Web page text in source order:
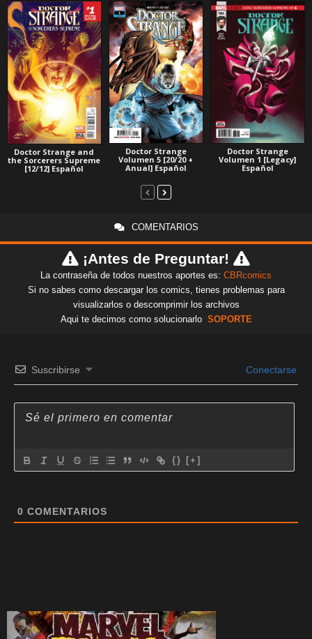
Doctor Strange and
the Sorcerers Supreme
[12/12] Español
Doctor Strange
Volumen 5 [20/20 +
Anual] Español
Doctor Strange
Volumen 1 [Legacy]
Español
COMENTARIOS
¡Antes de Preguntar!
La contraseña de todos nuestros aportes es: CBRcomics
Si no sabes como descargar los comics, tienes problemas para
visualizarlos o descomprimir los archivos
Aqui te decimos como solucionarlo SOPORTE
Suscribirse Conectarse
{} [+]
0 COMENTARIOS